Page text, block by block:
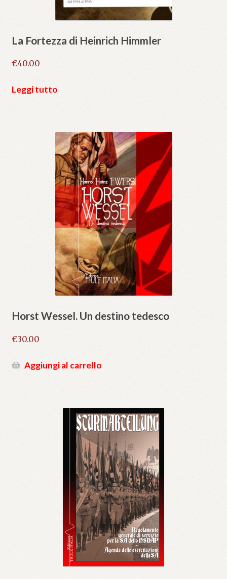
La Fortezza di Heinrich Himmler
€40.00
Leggi tutto
Horst Wessel. Un destino tedesco
€30.00
Aggiungi al carrello